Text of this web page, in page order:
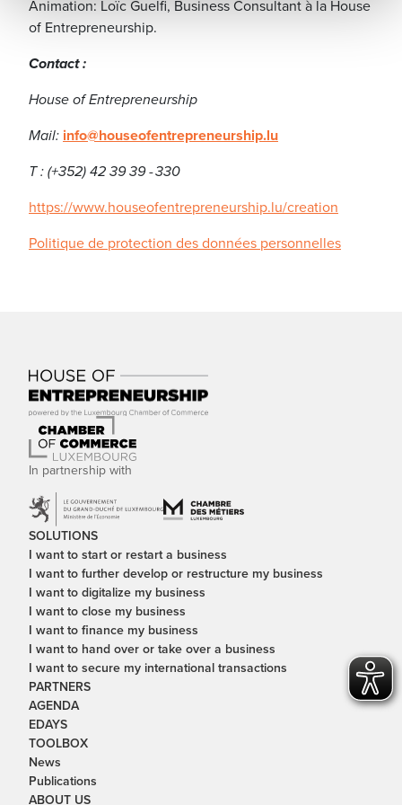
Animation: Loïc Guelfi, Business Consultant à la House
of Entrepreneurship.
Contact :
House of Entrepreneurship
Mail: info@houseofentrepreneurship.lu
T : (+352) 42 39 39 - 330
https://www.houseofentrepreneurship.lu/creation
Politique de protection des données personnelles
In partnership with
SOLUTIONS
I want to start or restart a business
I want to further develop or restructure my business
I want to digitalize my business
I want to close my business
I want to finance my business
I want to hand over or take over a business
I want to secure my international transactions
PARTNERS
AGENDA
EDAYS
TOOLBOX
News
Publications
ABOUT US